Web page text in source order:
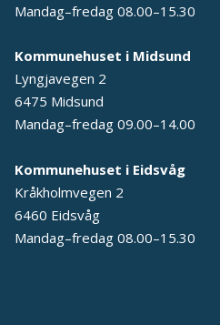
Mandag–fredag 08.00–15.30
Kommunehuset i Midsund
Lyngjavegen 2
6475 Midsund
Mandag–fredag 09.00–14.00
Kommunehuset i Eidsvåg
Kråkholmvegen 2
6460 Eidsvåg
Mandag–fredag 08.00–15.30